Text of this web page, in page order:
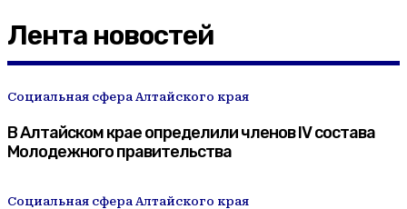
Лента новостей
Социальная сфера Алтайского края
В Алтайском крае определили членов IV состава
Молодежного правительства
Социальная сфера Алтайского края